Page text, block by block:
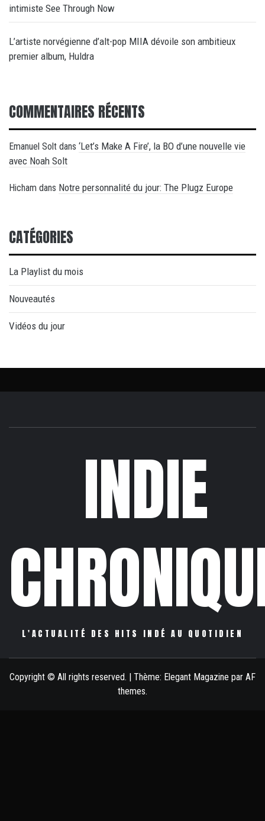
intimiste See Through Now
L’artiste norvégienne d’alt-pop MIIA dévoile son ambitieux
premier album, Huldra
COMMENTAIRES RÉCENTS
Emanuel Solt dans ‘Let’s Make A Fire’, la BO d’une nouvelle vie
avec Noah Solt
Hicham dans Notre personnalité du jour: The Plugz Europe
CATÉGORIES
La Playlist du mois
Nouveautés
Vidéos du jour
INDIE
L'ACTUALITÉ DES HITS INDÉ AU QUOTIDIEN
Copyright © All rights reserved. | Thème: Elegant Magazine par AF
themes.